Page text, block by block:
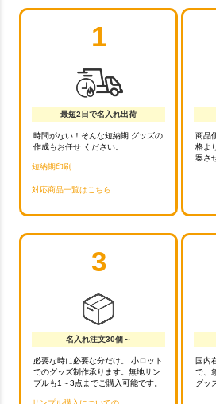
1
最短2日で名入れ出荷
時間がない！そんな短納期 グッズの
作成もお任せ ください。
短納期印刷
対応商品一覧はこちら
商品
格よ
案さ
3
名入れ注文30個～
必要な時に必要な分だけ。 小ロット
でのグッズ制作承ります。無地サン
プルも1～3点までご購入可能です。
国内
で、
グッ